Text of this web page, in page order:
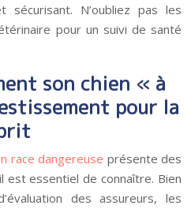
sécurisant. N’oubliez pas les
pour un suivi de santé
son chien « à
pour la
race dangereuse présente des
est essentiel de connaître. Bien
des assureurs, les